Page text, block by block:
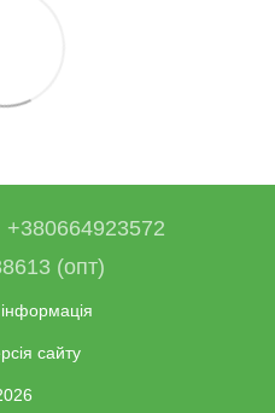
+380664923572
(опт)
сайту